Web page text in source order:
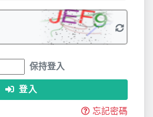
保持登入
登入
忘記密碼